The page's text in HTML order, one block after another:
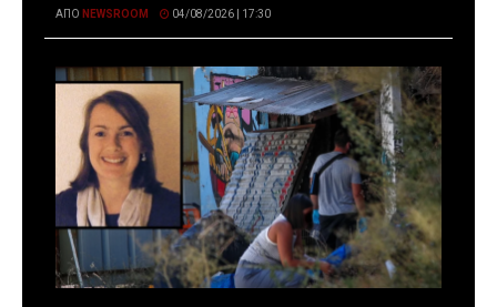
ΑΠΌ NEWSROOM 04/08/2026 | 17:30